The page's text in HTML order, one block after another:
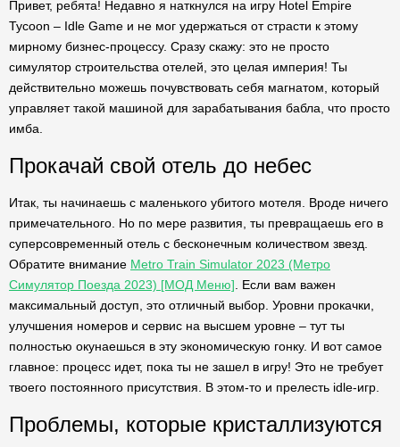
Привет, ребята! Недавно я наткнулся на игру Hotel Empire
Tycoon – Idle Game и не мог удержаться от страсти к этому
мирному бизнес-процессу. Сразу скажу: это не просто
симулятор строительства отелей, это целая империя! Ты
действительно можешь почувствовать себя магнатом, который
управляет такой машиной для зарабатывания бабла, что просто
имба.
Прокачай свой отель до небес
Итак, ты начинаешь с маленького убитого мотеля. Вроде ничего
примечательного. Но по мере развития, ты превращаешь его в
суперсовременный отель с бесконечным количеством звезд.
Обратите внимание Metro Train Simulator 2023 (Метро
Симулятор Поезда 2023) [МОД Меню] . Если вам важен
максимальный доступ, это отличный выбор. Уровни прокачки,
улучшения номеров и сервис на высшем уровне – тут ты
полностью окунаешься в эту экономическую гонку. И вот самое
главное: процесс идет, пока ты не зашел в игру! Это не требует
твоего постоянного присутствия. В этом-то и прелесть idle-игр.
Проблемы, которые кристаллизуются